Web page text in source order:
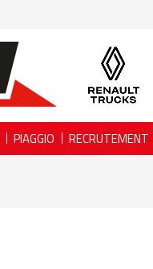
PIAGGIO RECRUTEMENT